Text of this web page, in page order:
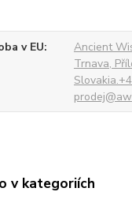
v EU
Ancient
Trnava,
v kategoriích